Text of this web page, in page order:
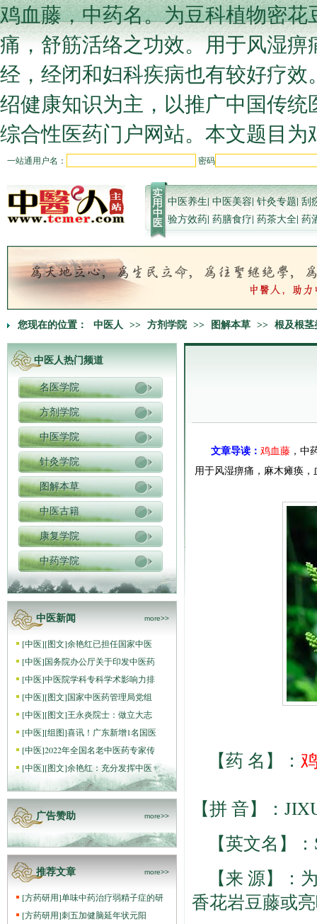
鸡血藤，中药名。为豆科植物密
痛，舒筋活络之功效。用于风湿
经，经闭和妇科疾病也有较好疗效
绍健康知识为主，以推广中国传
综合性医药门户网站。本文题目
一站通用户名： 密码
中医养生|中医美容|针灸专题|刮
验方效药| 药膳食疗| 药茶大全| 药
您现在的位置： 中医人 >> 方剂学院 >> 图解本草 >> 根及根茎
中医人热门频道
名医学院
方剂学院
中医学院
针灸学院
图解本草
中医古籍
康复学院
中药学院
中医新闻 more>>
[中医][图文]余艳红已担任国家中医
[中医]国务院办公厅关于印发中医药
[中医]中医院学科专科学术影响力排
[中医][图文]国家中医药管理局党组
[中医][图文]王永炎院士：做立大志
[中医][组图]喜讯！广东新增1名国医
[中医]2022年全国名老中医药专家传
[中医][图文]余艳红：充分发挥中医
广告赞助 more>>
推荐文章 more>>
[方药研用]单味中药治疗弱精子症的研
[方药研用]刺五加健脑延年状元阳
文章导读： 鸡血藤，中
用于风湿痹痛，麻木瘫痪
【药 名】：
【拼 音】：
【英文名】
【来 源】：
香花岩豆藤或